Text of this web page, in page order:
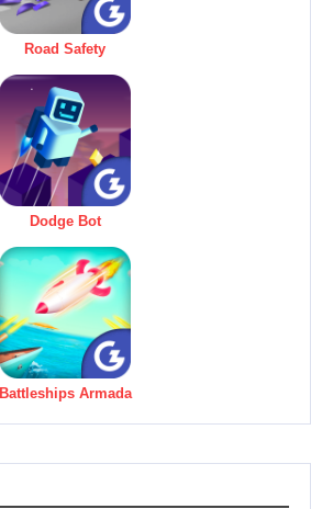
Road Safety
Dodge Bot
Battleships Armada